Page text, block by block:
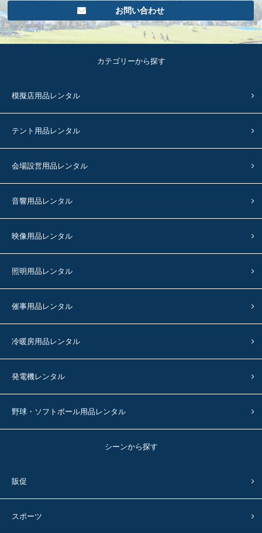
お問い合わせ
カテゴリーから探す
模擬店用品レンタル
テント用品レンタル
会場設営用品レンタル
音響用品レンタル
映像用品レンタル
照明用品レンタル
催事用品レンタル
冷暖房用品レンタル
発電機レンタル
野球・ソフトボール用品レンタル
シーンから探す
販促
スポーツ